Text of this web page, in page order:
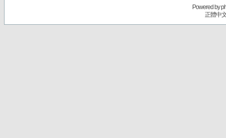
Powered by
正體中